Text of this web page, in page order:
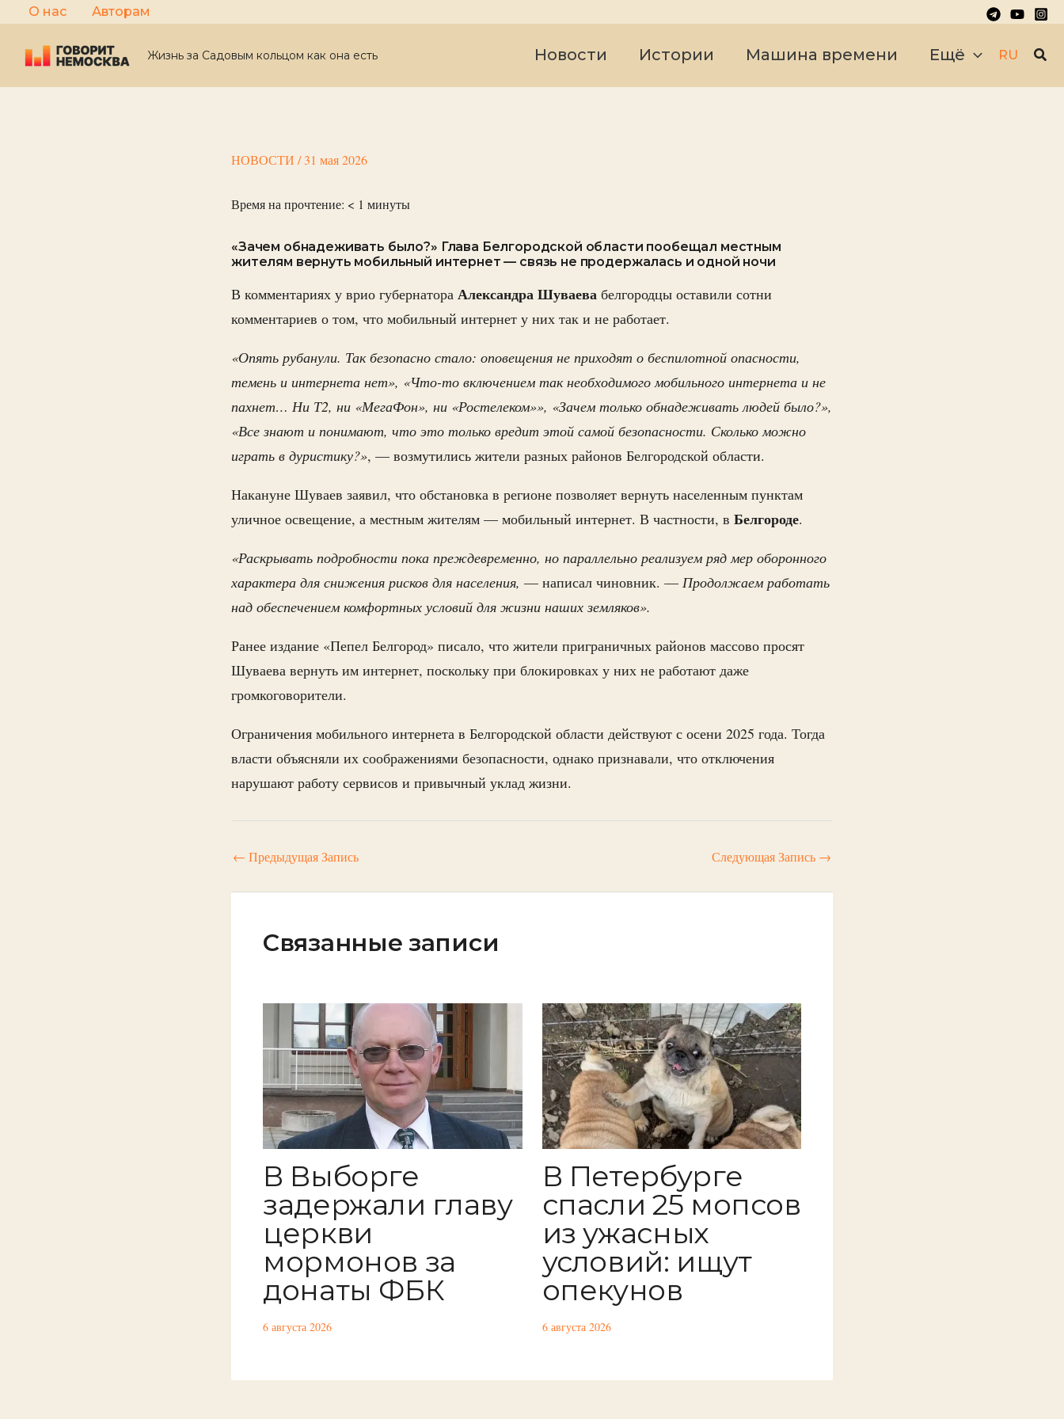
Перейти
к
содержимому
О нас Авторам
Жизнь за Садовым кольцом как она есть Новости Истории Машина времени Ещё RU
НОВОСТИ /31 мая 2026
Время на прочтение: < 1 минуты
«Зачем обнадеживать было?» Глава Белгородской области пообещал местным
жителям вернуть мобильный интернет — связь не продержалась и одной ночи
В комментариях у врио губернатора Александра Шуваева белгородцы оставили сотни
комментариев о том, что мобильный интернет у них так и не работает.
«Опять рубанули. Так безопасно стало: оповещения не приходят о беспилотной опасности,
темень и интернета нет», «Что-то включением так необходимого мобильного интернета и не
пахнет… Ни Т2, ни «МегаФон», ни «Ростелеком»», «Зачем только обнадеживать людей было?»,
«Все знают и понимают, что это только вредит этой самой безопасности. Сколько можно
играть в дуристику?», — возмутились жители разных районов Белгородской области.
Накануне Шуваев заявил, что обстановка в регионе позволяет вернуть населенным пунктам
уличное освещение, а местным жителям — мобильный интернет. В частности, в Белгороде.
«Раскрывать подробности пока преждевременно, но параллельно реализуем ряд мер оборонного
характера для снижения рисков для населения, — написал чиновник. — Продолжаем работать
над обеспечением комфортных условий для жизни наших земляков».
Ранее издание «Пепел Белгород» писало, что жители приграничных районов массово просят
Шуваева вернуть им интернет, поскольку при блокировках у них не работают даже
громкоговорители.
Ограничения мобильного интернета в Белгородской области действуют с осени 2025 года. Тогда
власти объясняли их соображениями безопасности, однако признавали, что отключения
нарушают работу сервисов и привычный уклад жизни.
← Предыдущая Запись Следующая Запись →
Связанные записи
В Выборге
задержали главу
церкви
мормонов за
донаты ФБК
6 августа 2026
В Петербурге
спасли 25 мопсов
из ужасных
условий: ищут
опекунов
6 августа 2026